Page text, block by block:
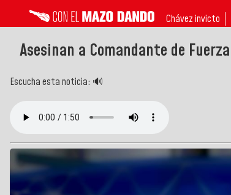
Chávez invicto
Asesinan a Comandante de
Escucha esta noticia: 🔊